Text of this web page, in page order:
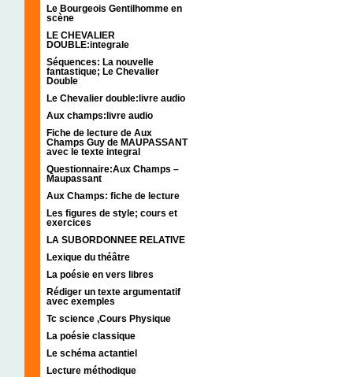
Le Bourgeois Gentilhomme en
scène
LE CHEVALIER
DOUBLE:integrale
Séquences: La nouvelle
fantastique; Le Chevalier
Double
Le Chevalier double:livre audio
Aux champs:livre audio
Fiche de lecture de Aux
Champs Guy de MAUPASSANT
avec le texte integral
Questionnaire:Aux Champs –
Maupassant
Aux Champs: fiche de lecture
Les figures de style; cours et
exercices
LA SUBORDONNEE RELATIVE
Lexique du théâtre
La poésie en vers libres
Rédiger un texte argumentatif
avec exemples
Tc science ,Cours Physique
La poésie classique
Le schéma actantiel
Lecture méthodique